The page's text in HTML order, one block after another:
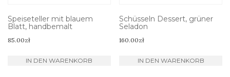
Speiseteller mit blauem
Blatt, handbemalt
85.00zł
IN DEN WARENKORB
Schüsseln Dessert, grüner
Seladon
160.00zł
IN DEN WARENKORB